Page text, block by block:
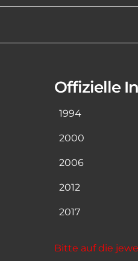
Offizielle
1994
2000
2006
2012
2017
Bitte auf die